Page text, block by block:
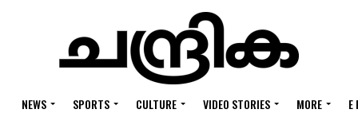
NEWS SPORTS CULTURE VIDEO STORIES MORE E